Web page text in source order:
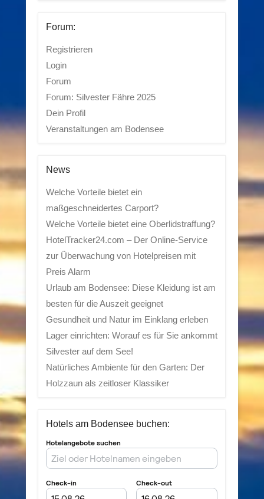
Forum:
Registrieren
Login
Forum
Forum: Silvester Fähre 2025
Dein Profil
Veranstaltungen am Bodensee
News
Welche Vorteile bietet ein
maßgeschneidertes Carport?
Welche Vorteile bietet eine Oberlidstraffung?
HotelTracker24.com – Der Online-Service
zur Überwachung von Hotelpreisen mit
Preis Alarm
Urlaub am Bodensee: Diese Kleidung ist am
besten für die Auszeit geeignet
Gesundheit und Natur im Einklang erleben
Lager einrichten: Worauf es für Sie ankommt
Silvester auf dem See!
Natürliches Ambiente für den Garten: Der
Holzzaun als zeitloser Klassiker
Hotels am Bodensee buchen: